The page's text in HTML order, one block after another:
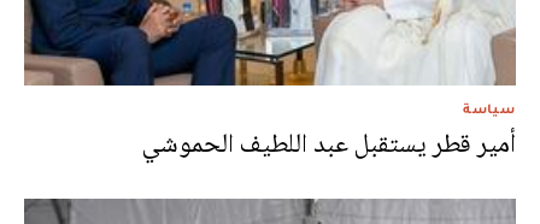
سياسة
أمير قطر يستقبل عبد اللطيف الحموشي